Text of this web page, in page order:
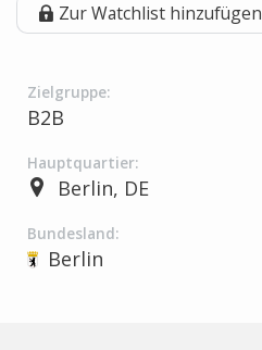
Zur Watchlist hinzufügen
Zielgruppe:
B2B
Hauptquartier:
Berlin, DE
Bundesland:
Berlin